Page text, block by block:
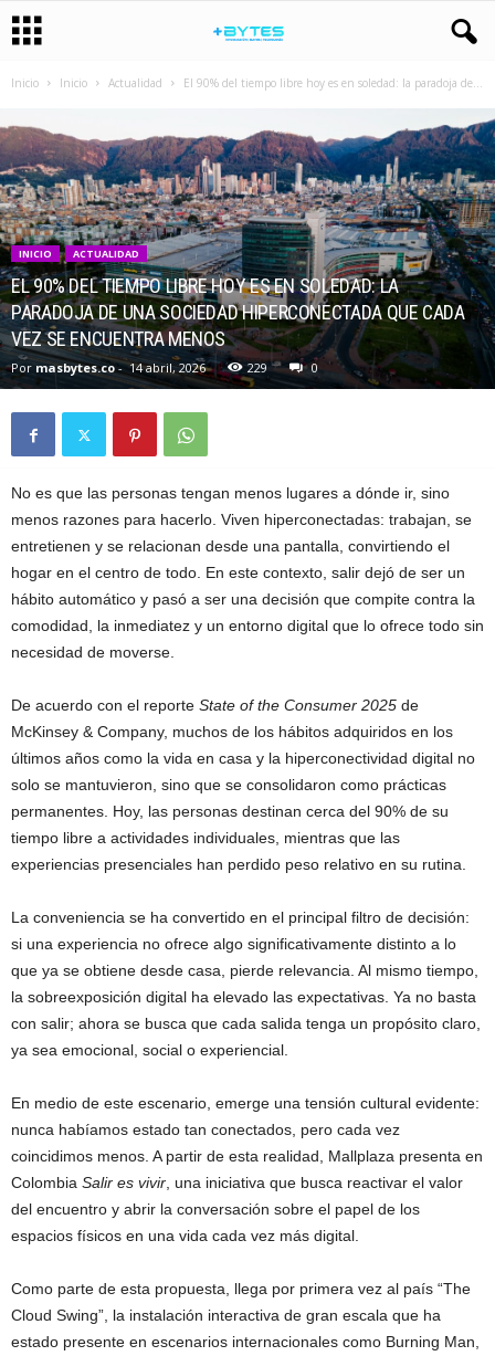
Inicio Inicio Actualidad El 90% del tiempo libre hoy es en soledad: la paradoja de...
INICIO ACTUALIDAD
EL 90% DEL TIEMPO LIBRE HOY ES EN SOLEDAD: LA
PARADOJA DE UNA SOCIEDAD HIPERCONECTADA QUE CADA
VEZ SE ENCUENTRA MENOS
Por masbytes.co- 14 abril, 2026 229 0
No es que las personas tengan menos lugares a dónde ir, sino
menos razones para hacerlo. Viven hiperconectadas: trabajan, se
entretienen y se relacionan desde una pantalla, convirtiendo el
hogar en el centro de todo. En este contexto, salir dejó de ser un
hábito automático y pasó a ser una decisión que compite contra la
comodidad, la inmediatez y un entorno digital que lo ofrece todo sin
necesidad de moverse.
De acuerdo con el reporte State of the Consumer 2025 de
McKinsey & Company, muchos de los hábitos adquiridos en los
últimos años como la vida en casa y la hiperconectividad digital no
solo se mantuvieron, sino que se consolidaron como prácticas
permanentes. Hoy, las personas destinan cerca del 90% de su
tiempo libre a actividades individuales, mientras que las
experiencias presenciales han perdido peso relativo en su rutina.
La conveniencia se ha convertido en el principal filtro de decisión:
si una experiencia no ofrece algo significativamente distinto a lo
que ya se obtiene desde casa, pierde relevancia. Al mismo tiempo,
la sobreexposición digital ha elevado las expectativas. Ya no basta
con salir; ahora se busca que cada salida tenga un propósito claro,
ya sea emocional, social o experiencial.
En medio de este escenario, emerge una tensión cultural evidente:
nunca habíamos estado tan conectados, pero cada vez
coincidimos menos. A partir de esta realidad, Mallplaza presenta en
Colombia Salir es vivir, una iniciativa que busca reactivar el valor
del encuentro y abrir la conversación sobre el papel de los
espacios físicos en una vida cada vez más digital.
Como parte de esta propuesta, llega por primera vez al país “The
Cloud Swing”, la instalación interactiva de gran escala que ha
estado presente en escenarios internacionales como Burning Man,